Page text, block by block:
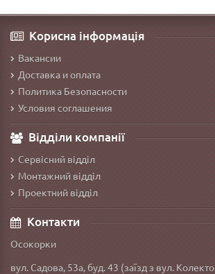
Корисна інформація
Вакансии
Доставка и оплата
Политика Безопасности
Условия соглашения
Відділи компанії
Сервісний відділ
Монтажний відділ
Проектний відділ
Контакти
Осокорки
вул. Садова, 53а, буд. 43 (заїзд з вул.